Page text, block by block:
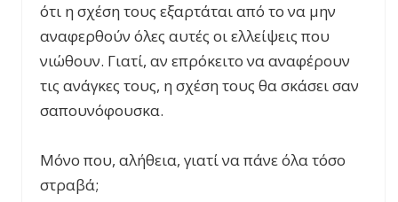
ότι η σχέση τους εξαρτάται από το να μην
αναφερθούν όλες αυτές οι ελλείψεις που
νιώθουν. Γιατί, αν επρόκειτο να αναφέρουν
τις ανάγκες τους, η σχέση τους θα σκάσει σαν
σαπουνόφουσκα.
Μόνο που, αλήθεια, γιατί να πάνε όλα τόσο
στραβά;